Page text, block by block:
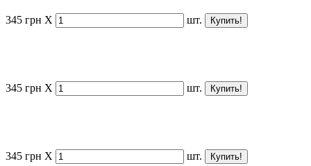
345 грн X шт.
345 грн X шт.
345 грн X шт.